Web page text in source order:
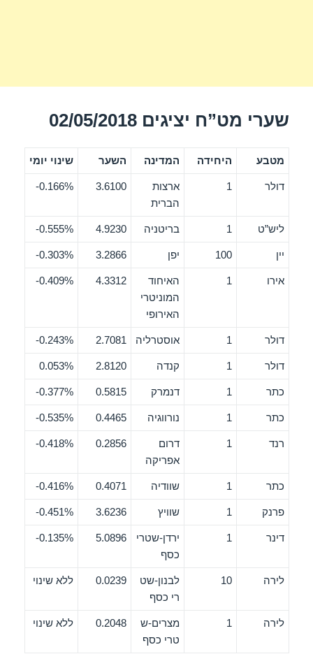
שערי מט”ח יציגים 02/05/2018
מטבע היחידה המדינה השער שינוי יומי
דולר 1
ארצות
הברית
3.6100
0.166%-
ליש”ט 1 בריטניה 4.9230
0.555%-
יין 100 יפן 3.2866
0.303%-
אירו 1
האיחוד
המוניטרי
האירופי
4.3312
0.409%-
דולר 1 אוסטרליה 2.7081
0.243%-
דולר 1 קנדה 2.8120
0.053%
כתר 1 דנמרק 0.5815
0.377%-
כתר 1 נורווגיה 0.4465
0.535%-
רנד 1
דרום
אפריקה
0.2856
0.418%-
כתר 1 שוודיה 0.4071
0.416%-
פרנק 1 שוויץ 3.6236
0.451%-
דינר 1
ירדן-שטרי
כסף
5.0896
0.135%-
לירה 10
לבנון-שט
רי כסף
0.0239 ללא שינוי
לירה 1
מצרים-ש
טרי כסף
0.2048 ללא שינוי